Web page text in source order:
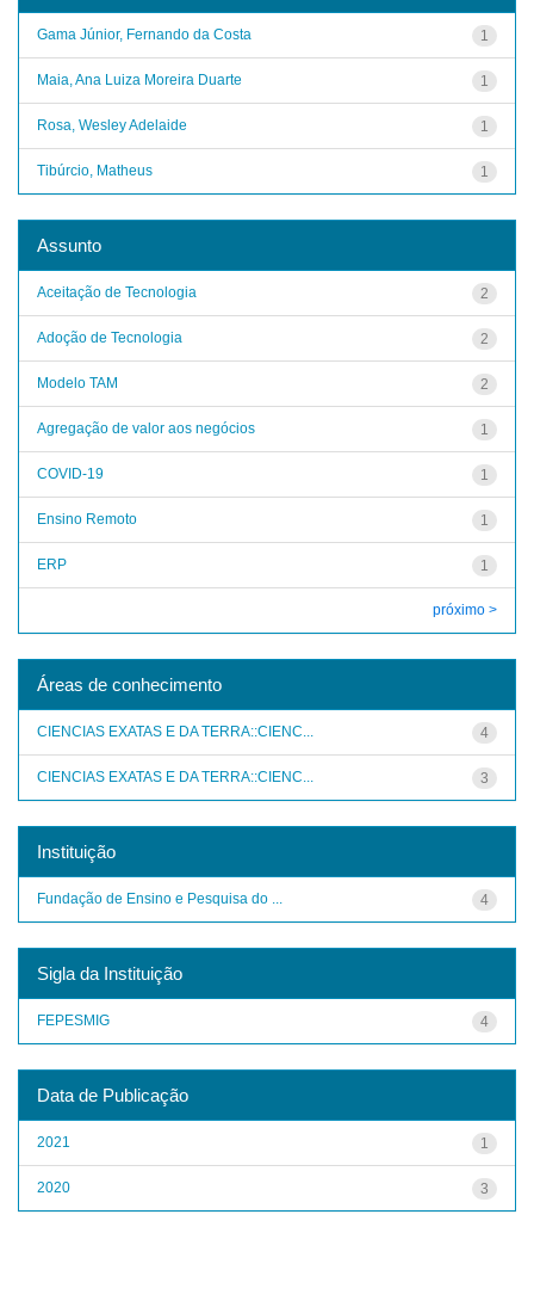
1
Gama Júnior, Fernando da Costa
1
Maia, Ana Luiza Moreira Duarte
1
Rosa, Wesley Adelaide
1
Tibúrcio, Matheus
Assunto
2
Aceitação de Tecnologia
2
Adoção de Tecnologia
2
Modelo TAM
1
Agregação de valor aos negócios
1
COVID-19
1
Ensino Remoto
1
ERP
próximo >
Áreas de conhecimento
4
CIENCIAS EXATAS E DA TERRA::CIENC...
3
CIENCIAS EXATAS E DA TERRA::CIENC...
Instituição
4
Fundação de Ensino e Pesquisa do ...
Sigla da Instituição
4
FEPESMIG
Data de Publicação
1
2021
3
2020